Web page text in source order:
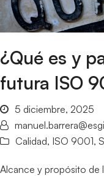
¿Qué es y
futura ISO
5 diciembre, 2025
Calidad, ISO 9001,
Alcance y propósito de